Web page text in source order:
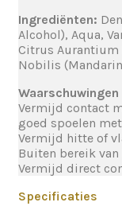
Ingrediënten:
Alcohol), Aqua,
Citrus Aurantium
Nobilis
Waarschuwingen
Vermijd contact
goed spoelen
Vermijd hitte of
Buiten bereik
Vermijd direct
Specificaties